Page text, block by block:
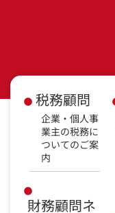
税務顧問
企業・個人事
業主の税務に
ついてのご案
内
財務顧問ネ